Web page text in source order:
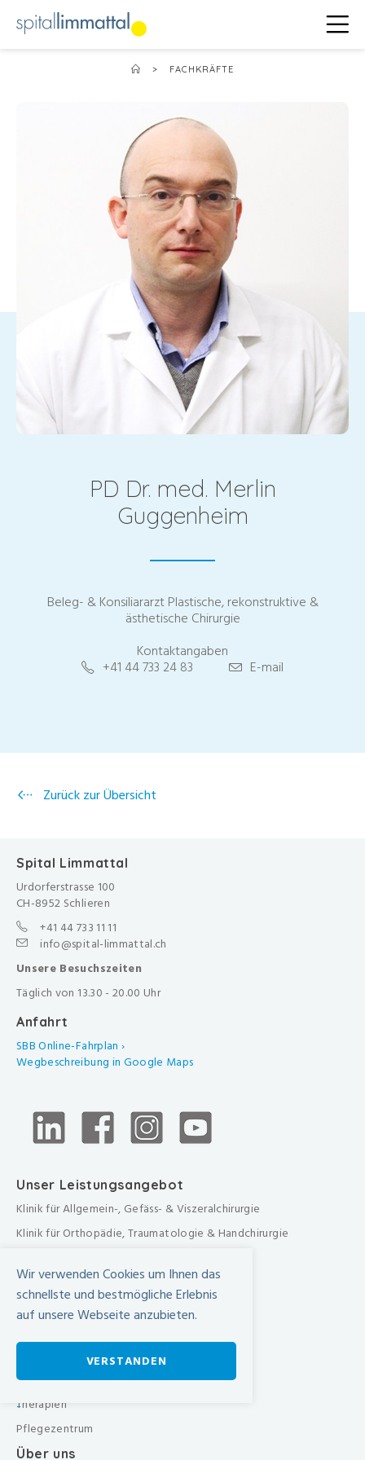
> FACHKRÄFTE
PD Dr. med. Merlin
Guggenheim
Beleg- & Konsiliararzt Plastische, rekonstruktive &
ästhetische Chirurgie
Kontaktangaben
+41 44 733 24 83 E-mail
Zurück zur Übersicht
Spital Limmattal
Urdorferstrasse 100
CH-8952 Schlieren
+41 44 733 11 11
info@spital-limmattal.ch
Unsere Besuchszeiten
Täglich von 13.30 - 20.00 Uhr
Anfahrt
SBB Online-Fahrplan ›
Wegbeschreibung in Google Maps
Unser Leistungsangebot
Klinik für Allgemein-, Gefäss- & Viszeralchirurgie
Klinik für Orthopädie, Traumatologie & Handchirurgie
Medizinische Klinik
Frauenklinik
Übergreifende Bereiche
Beratungen & Dienste
Therapien
Pflegezentrum
Über uns
Wir verwenden Cookies um Ihnen das
schnellste und bestmögliche Erlebnis
auf unsere Webseite anzubieten.
VERSTANDEN
-